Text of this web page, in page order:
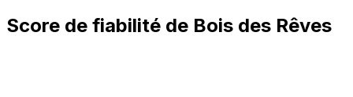
Score de fiabilité de Bois des Rêves